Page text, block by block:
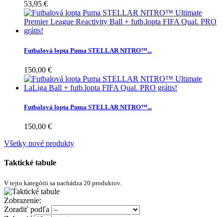
53,95 €
Futbalová lopta Puma STELLAR NITRO™...
150,00 €
Futbalová lopta Puma STELLAR NITRO™...
150,00 €
Všetky nové produkty
Taktické tabule
V tejto kategórii sa nachádza 20 produktov.
Zobrazenie:
Zoradiť podľa